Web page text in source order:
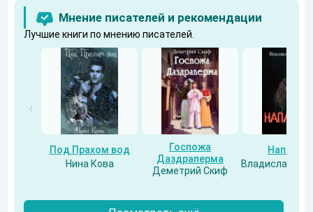
Мнение писателей и рекомендации
Лучшие книги по мнению писателей.
Под Прахом вод
Нина Кова
Госпожа
Даздраперма
Деметрий Скиф
Напарник
Владислав